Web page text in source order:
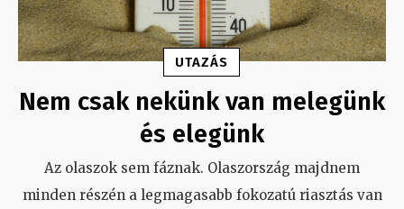
UTAZÁS
Nem csak nekünk van melegünk
és elegünk
Az olaszok sem fáznak. Olaszország majdnem
minden részén a legmagasabb fokozatú riasztás van